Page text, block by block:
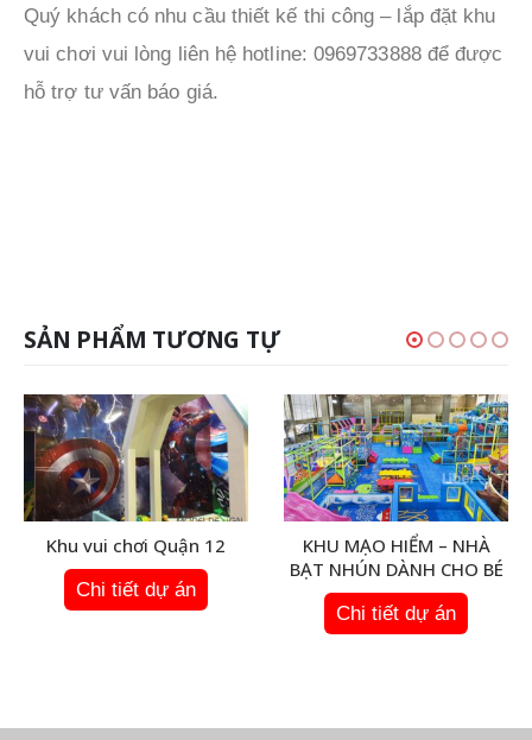
Quý khách có nhu cầu thiết kế thi công – lắp đặt khu
vui chơi vui lòng liên hệ hotline: 0969733888 để được
hỗ trợ tư vấn báo giá.
SẢN PHẨM TƯƠNG TỰ
Khu vui chơi Quận 12
Chi tiết dự án
KHU MẠO HIỂM – NHÀ
BẠT NHÚN DÀNH CHO BÉ
Chi tiết dự án